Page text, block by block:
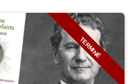
TERMINÉ